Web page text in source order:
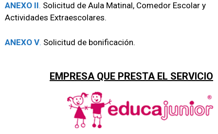
ANEXO II. Solicitud de Aula Matinal, Comedor Escolar y
Actividades Extraescolares.
ANEXO V. Solicitud de bonificación.
EMPRESA QUE PRESTA EL SERVICIO